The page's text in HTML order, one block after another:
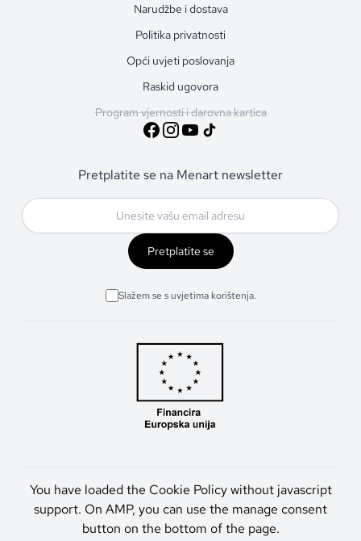
Narudžbe i dostava
Politika privatnosti
Opći uvjeti poslovanja
Raskid ugovora
Program vjernosti i darovna kartica
Pretplatite se na Menart newsletter
Pretplatite se
Slažem se s uvjetima korištenja.
You have loaded the Cookie Policy without javascript
support. On AMP, you can use the manage consent
button on the bottom of the page.